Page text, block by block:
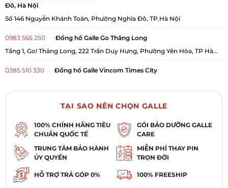
Đô, Hà Nội
Số 146 Nguyễn Khánh Toàn, Phường Nghĩa Đô, TP.Hà Nội
0983 565 250
Đồng hồ Galle Go Thăng Long
Tầng 1, Go! Thăng Long, 222 Trần Duy Hưng, Phường Yên Hòa, TP Hà
0385 510 330
Đồng hồ Galle Vincom Times City
Đồng hồ Galle 335 Lê Duẩn, Thanh Khê, Đà Nẵng
0984 305 917
Đồng hồ Galle 8 Trần Hưng Đạo, Hải Dương, Hải Phòng
8 Trần Hưng Đạo, Phường Hải Dương, TP Hải Phòng
TẠI SAO NÊN CHỌN GALLE
100% CHÍNH HÃNG TIÊU
CHUẨN QUỐC TẾ
GÓI BẢO DƯỠNG GALLE
CARE
TRUNG TÂM BẢO HÀNH
ỦY QUYỀN
MIỄN PHÍ THAY PIN
TRỌN ĐỜI
HỖ TRỢ TRẢ GÓP 0% 100% FREESHIP